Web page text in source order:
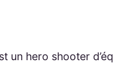
un hero shooter